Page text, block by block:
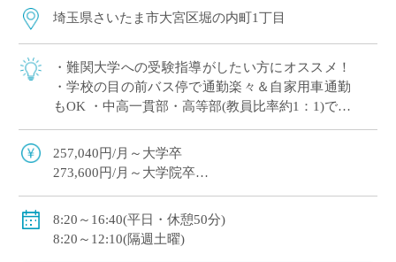
埼玉県さいたま市大宮区堀の内町1丁目
・難関大学への受験指導がしたい方にオススメ！
・学校の目の前バス停で通勤楽々＆自家用車通勤
もOK ・中高一貫部・高等部(教員比率約1：1)でス
にした指導を展開
257,040円/月～大学卒
273,600円/月～大学院卒
・各種手当：住宅・講習・入試手当等
初年度：3.69カ月(6月：0.69カ月、12月：3カ月)
8:20～16:40(平日・休憩50分)
8:20～12:10(隔週土曜)